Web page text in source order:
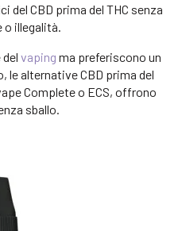
del CBD prima del THC senza
illegalità.
vaping ma preferiscono un
le alternative CBD prima del
Complete o ECS, offrono
sballo.